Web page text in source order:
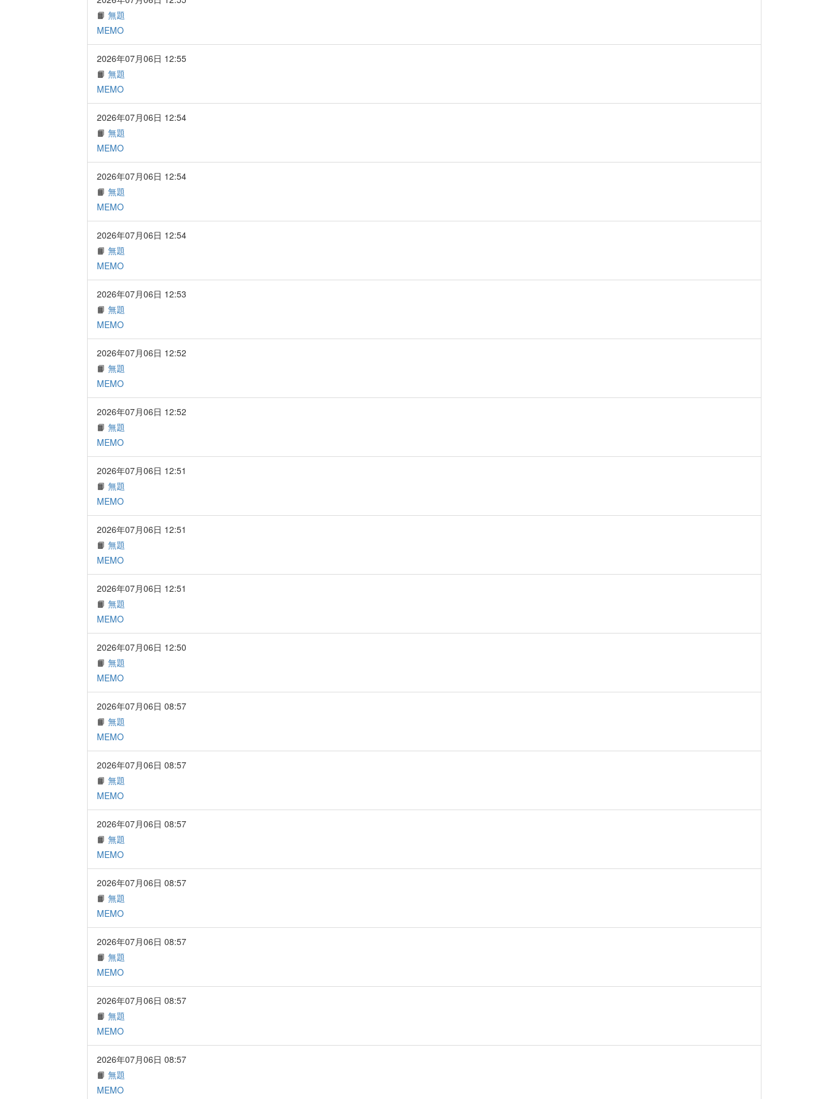
📙 無題
MEMO
2026年07月06日 12:55
📙 無題
MEMO
2026年07月06日 12:54
📙 無題
MEMO
2026年07月06日 12:54
📙 無題
MEMO
2026年07月06日 12:54
📙 無題
MEMO
2026年07月06日 12:53
📙 無題
MEMO
2026年07月06日 12:52
📙 無題
MEMO
2026年07月06日 12:52
📙 無題
MEMO
2026年07月06日 12:51
📙 無題
MEMO
2026年07月06日 12:51
📙 無題
MEMO
2026年07月06日 12:51
📙 無題
MEMO
2026年07月06日 12:50
📙 無題
MEMO
2026年07月06日 08:57
📙 無題
MEMO
2026年07月06日 08:57
📙 無題
MEMO
2026年07月06日 08:57
📙 無題
MEMO
2026年07月06日 08:57
📙 無題
MEMO
2026年07月06日 08:57
📙 無題
MEMO
2026年07月06日 08:57
📙 無題
MEMO
2026年07月06日 08:57
📙 無題
MEMO